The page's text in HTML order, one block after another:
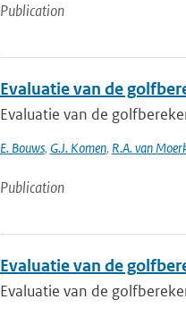
Publication
Evaluatie van de
Evaluatie van de
E. Bouws, G.J. Komen, R.A. van
Publication
Evaluatie van de
Evaluatie van de